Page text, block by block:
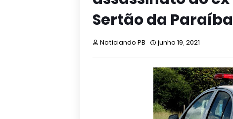
Sertão da Paraíba
Noticiando PB junho 19, 2021